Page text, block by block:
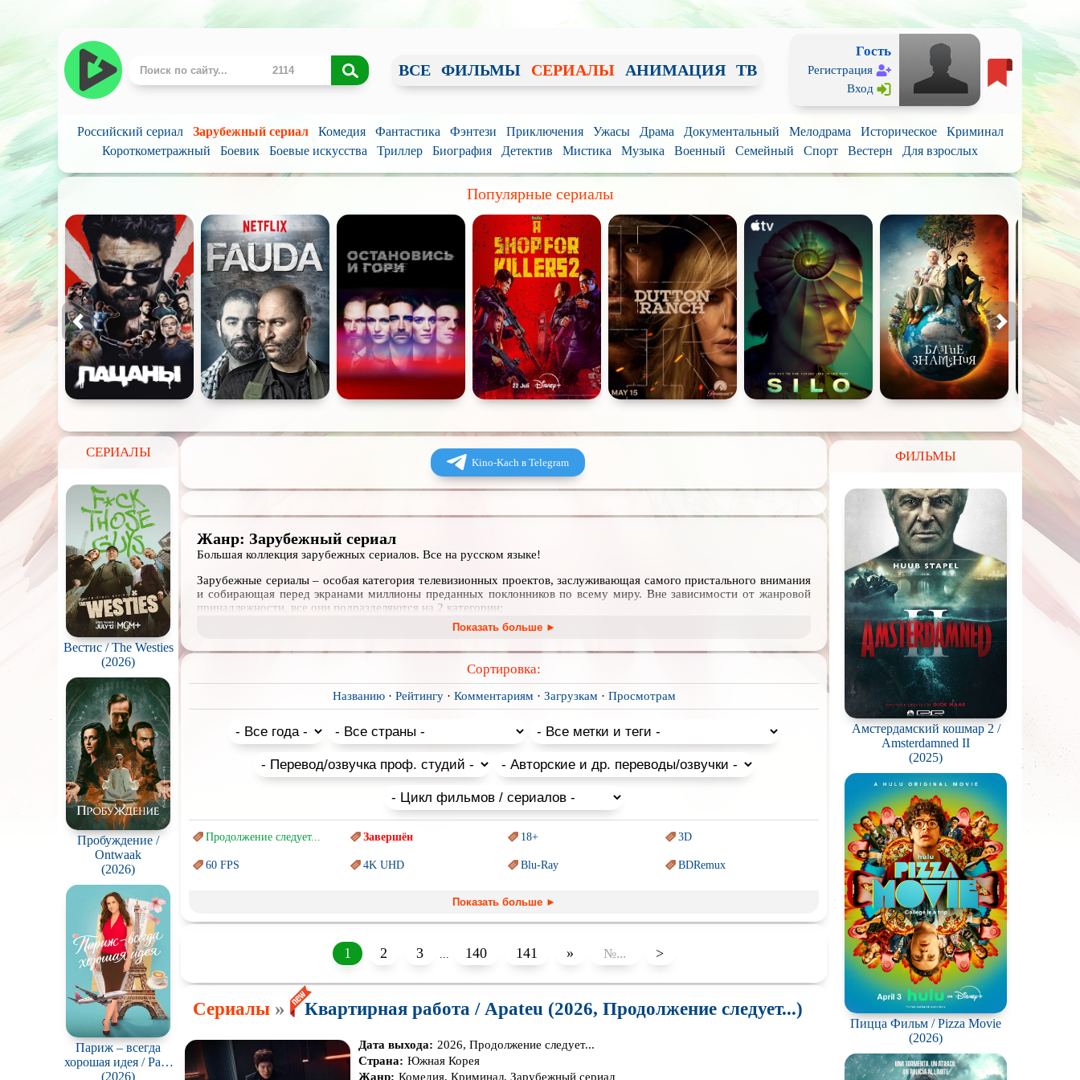
ВСЕ ФИЛЬМЫ СЕРИАЛЫ АНИМАЦИЯ ТВ
Гость
Регистрация
Вход
Российский сериал Зарубежный сериал Комедия Фантастика Фэнтези Приключения Ужасы Драма Документальный Мелодрама Историческое
Криминал
Короткометражный
Боевик Боевые искусства Триллер Биография Детектив Мистика Музыка Военный Семейный Спорт Вестерн Для взрослых
Популярные сериалы
СЕРИАЛЫ
Вестис / The Westies
(2026)
Пробуждение /
Ontwaak
(2026)
Париж – всегда
хорошая идея / Paris
Is Always A Good
(2026)
Kino-Kach в Telegram
Жанр: Зарубежный сериал
Большая коллекция зарубежных сериалов. Все на русском языке!
Зарубежные сериалы – особая категория телевизионных проектов, заслуживающая самого пристального внимания
и собирающая перед экранами миллионы преданных поклонников по всему миру. Вне зависимости от жанровой
принадлежности, все они подразделяются на 2 категории:
Телесериалы, в которых каждый эпизод представляет собой законченный сюжет;
Оба этих типа представлены у нас в огромном списке новых и уже завершенных зарубежных сериалов, многие из
которых не выходили на российских экранах. Удобный фильтр позволит отсортировать подборки по названию,
популярности, дате релиза и многим другим параметрам. Удобная компоновка позволит каждый из эпизодов
посмотреть онлайн или скачать бесплатно в хорошем качестве.
Показать больше ►
Сортировка:
Названию· Рейтингу· Комментариям · Загрузкам · Просмотрам
Продолжение следует... Завершён 18+ 3D
60 FPS 4K UHD Blu-Ray BDRemux
Авангард иСюрреализм Ангелы и Демоны Аниме Антиутопия
Гении Дорамы
Наркотики Новогодние Основанное на
реальных
событиях
Параллельные миры
ПереводГоблина ПереводКубик в Кубе ПереводКураж-Бамбей
Подростковая Постапокалипсис
Показать больше ►
1 2 3 ... 140 141 » >
Сериалы » Квартирная работа / Apateu (2026, Продолжение следует...)
Дата выхода: 2026, Продолжение следует...
Страна: Южная Корея
Жанр: Комедия, Криминал, Зарубежный сериал
ФИЛЬМЫ
Амстердамский кошмар 2 /
Amsterdamned II
(2025)
Пицца Фильм / Pizza Movie
(2026)